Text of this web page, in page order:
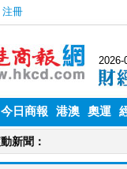
今日商報 港澳 奧運